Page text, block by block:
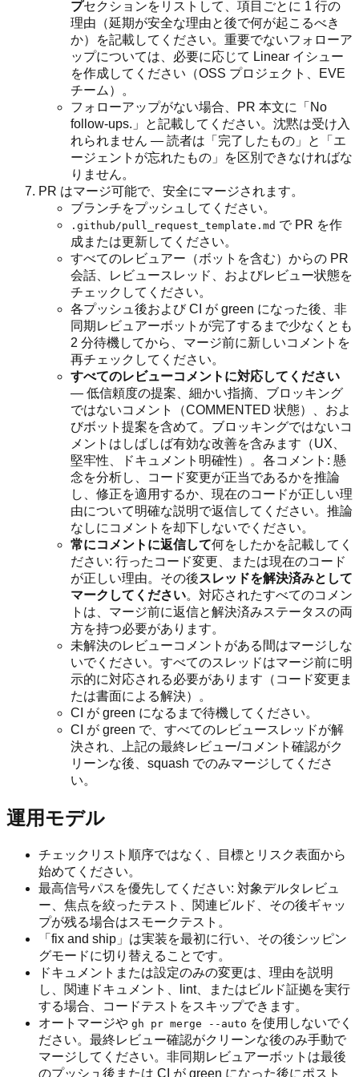
プセクションをリストして、項目ごとに 1 行の
理由（延期が安全な理由と後で何が起こるべき
か）を記載してください。重要でないフォローア
ップについては、必要に応じて Linear イシュー
を作成してください（OSS プロジェクト、EVE
チーム）。
フォローアップがない場合、PR 本文に「No
follow-ups.」と記載してください。沈黙は受け入
れられません — 読者は「完了したもの」と「エ
ージェントが忘れたもの」を区別できなければな
りません。
PR はマージ可能で、安全にマージされます。
ブランチをプッシュしてください。
.github/pull_request_template.md で PR を作
成または更新してください。
すべてのレビュアー（ボットを含む）からの PR
会話、レビュースレッド、およびレビュー状態を
チェックしてください。
各プッシュ後および CI が green になった後、非
同期レビュアーボットが完了するまで少なくとも
2 分待機してから、マージ前に新しいコメントを
再チェックしてください。
すべてのレビューコメントに対応してください
— 低信頼度の提案、細かい指摘、ブロッキング
ではないコメント（COMMENTED 状態）、およ
びボット提案を含めて。ブロッキングではないコ
メントはしばしば有効な改善を含みます（UX、
堅牢性、ドキュメント明確性）。各コメント: 懸
念を分析し、コード変更が正当であるかを推論
し、修正を適用するか、現在のコードが正しい理
由について明確な説明で返信してください。推論
なしにコメントを却下しないでください。
常にコメントに返信して何をしたかを記載してく
ださい: 行ったコード変更、または現在のコード
が正しい理由。その後スレッドを解決済みとして
マークしてください。対応されたすべてのコメン
トは、マージ前に返信と解決済みステータスの両
方を持つ必要があります。
未解決のレビューコメントがある間はマージしな
いでください。すべてのスレッドはマージ前に明
示的に対応される必要があります（コード変更ま
たは書面による解決）。
CI が green になるまで待機してください。
CI が green で、すべてのレビュースレッドが解
決され、上記の最終レビュー/コメント確認がク
リーンな後、squash でのみマージしてくださ
い。
運用モデル
チェックリスト順序ではなく、目標とリスク表面から
始めてください。
最高信号パスを優先してください: 対象デルタレビュ
ー、焦点を絞ったテスト、関連ビルド、その後ギャッ
プが残る場合はスモークテスト。
「fix and ship」は実装を最初に行い、その後シッピン
グモードに切り替えることです。
ドキュメントまたは設定のみの変更は、理由を説明
し、関連ドキュメント、lint、またはビルド証拠を実行
する場合、コードテストをスキップできます。
オートマージや gh pr merge --auto を使用しないでく
ださい。最終レビュー確認がクリーンな後のみ手動で
マージしてください。非同期レビュアーボットは最後
のプッシュ後または CI が green になった後にポスト